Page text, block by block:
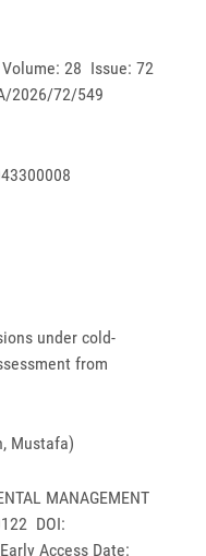
Volume: 28 Issue: 72
2026/72/549
under cold-
from
Mustafa)
MANAGEMENT
DOI:
Access Date: